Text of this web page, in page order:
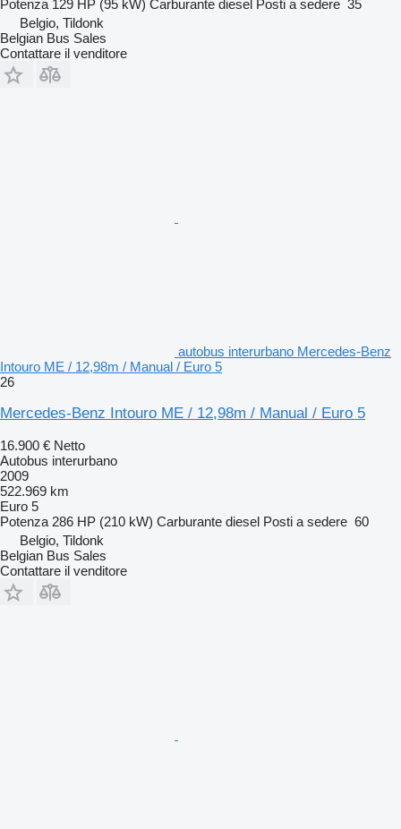
Potenza 129 HP (95 kW) Carburante diesel Posti a sedere 35
Belgio, Tildonk
Belgian Bus Sales
Contattare il venditore
autobus interurbano Mercedes-Benz
Intouro ME / 12,98m / Manual / Euro 5
26
Mercedes-Benz Intouro ME / 12,98m / Manual / Euro 5
16.900 € Netto
Autobus interurbano
2009
522.969 km
Euro 5
Potenza 286 HP (210 kW) Carburante diesel Posti a sedere 60
Belgio, Tildonk
Belgian Bus Sales
Contattare il venditore